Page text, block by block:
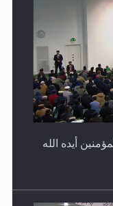
أيده الله